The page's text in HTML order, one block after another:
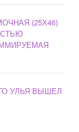
(25Х46)
УЛЬЯ ВЫШЕЛ